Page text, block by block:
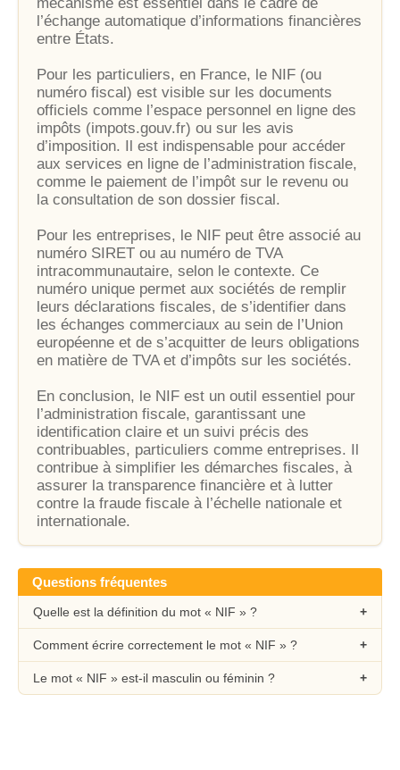
l’échange automatique d’informations financières
entre États.
Pour les particuliers, en France, le NIF (ou
numéro fiscal) est visible sur les documents
officiels comme l’espace personnel en ligne des
impôts (impots.gouv.fr) ou sur les avis
d’imposition. Il est indispensable pour accéder
aux services en ligne de l’administration fiscale,
comme le paiement de l’impôt sur le revenu ou
la consultation de son dossier fiscal.
Pour les entreprises, le NIF peut être associé au
numéro SIRET ou au numéro de TVA
intracommunautaire, selon le contexte. Ce
numéro unique permet aux sociétés de remplir
leurs déclarations fiscales, de s’identifier dans
les échanges commerciaux au sein de l’Union
européenne et de s’acquitter de leurs obligations
en matière de TVA et d’impôts sur les sociétés.
En conclusion, le NIF est un outil essentiel pour
l’administration fiscale, garantissant une
identification claire et un suivi précis des
contribuables, particuliers comme entreprises. Il
contribue à simplifier les démarches fiscales, à
assurer la transparence financière et à lutter
contre la fraude fiscale à l’échelle nationale et
internationale.
Questions fréquentes
Quelle est la définition du mot « NIF » ?
Comment écrire correctement le mot « NIF » ?
Le mot « NIF » est-il masculin ou féminin ?